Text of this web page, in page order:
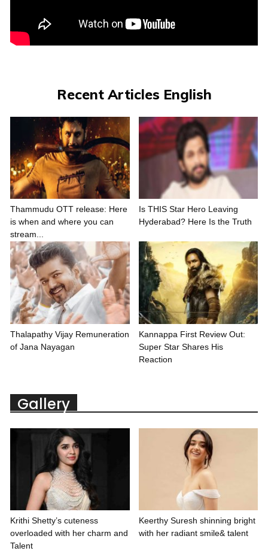
Recent Articles English
Thammudu OTT release: Here
is when and where you can
stream...
Is THIS Star Hero Leaving
Hyderabad? Here Is the Truth
Thalapathy Vijay Remuneration
of Jana Nayagan
Kannappa First Review Out:
Super Star Shares His
Reaction
Gallery
Krithi Shetty’s cuteness
overloaded with her charm and
Talent
Keerthy Suresh shinning bright
with her radiant smile& talent